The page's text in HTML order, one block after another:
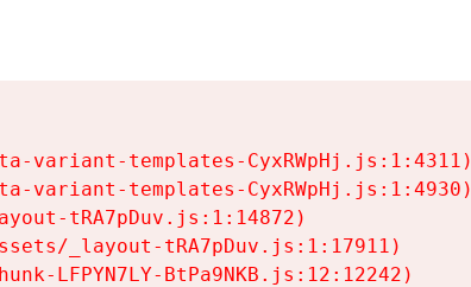
variant-templates-CyxRWpHj.js:1:4311)
variant-templates-CyxRWpHj.js:1:4930)
tRA7pDuv.js:1:14872)
_layout-tRA7pDuv.js:1:17911)
LFPYN7LY-BtPa9NKB.js:12:12242)